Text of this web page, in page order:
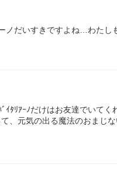
ノだいすきですよね…わたし
ｲﾀﾘｱｰﾉだけはお友達でいて
、元気の出る魔法のおまじな